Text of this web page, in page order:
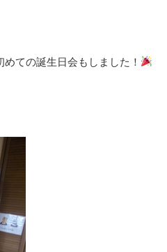
ての誕生日会もしました！